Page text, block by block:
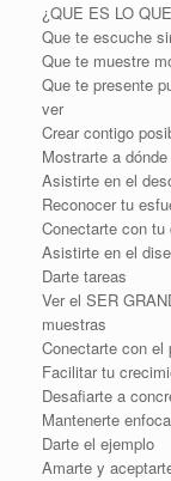
¿QUE ES LO
Que te escuche
Que te muestre
Que te presente
ver
Crear contigo
Mostrarte a
Asistirte en el
Reconocer tu
Conectarte con tu
Asistirte en el
Darte tareas
Ver el SER
muestras
Conectarte con el
Facilitar tu
Desafiarte a
Mantenerte
Darte el ejemplo
Amarte y